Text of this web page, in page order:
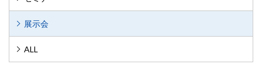
展示会
ALL